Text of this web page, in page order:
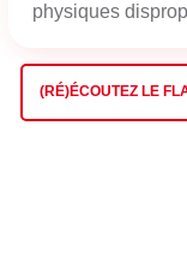
physiques
(RÉ)ÉCOUTEZ LE